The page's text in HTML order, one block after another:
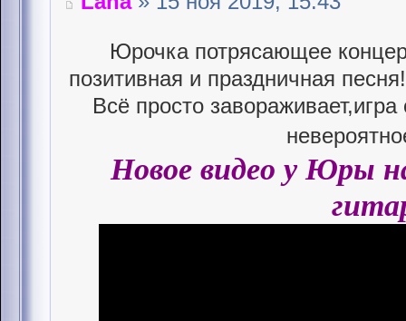
Юрочка потрясающее
позитивная и праздничная
Всё просто
Новое видео у Юры